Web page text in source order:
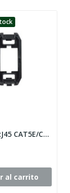
Soporte RJ45 CAT5E/CAT6 Sistema Keystone
al carrito